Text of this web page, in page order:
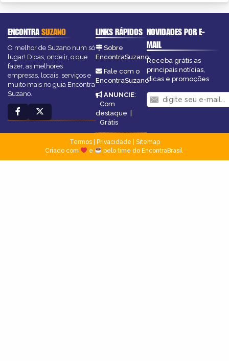
ENCONTRASUZANO
O melhor de Suzano num só
lugar! Dicas, onde ir, o que
fazer, as melhores
empresas, locais, serviços e
muito mais no guia Encontra
Suzano.
LINKS RÁPIDOS
Sobre
EncontraSuzano
Fale com o
EncontraSuzano
ANUNCIE:
Com
destaque |
Grátis
NOVIDADES POR E-
MAIL
Receba grátis as
principais notícias,
dicas e promoções
Termos| Privacidade
Sitemap
Criado com
e pelo time do EncontraBrasil